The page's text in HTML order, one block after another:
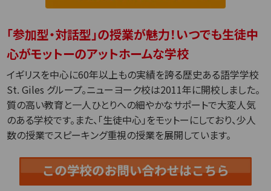
「参加型・対話型」の授業が魅力！いつでも生徒中
心がモットーのアットホームな学校
イギリスを中心に60年以上もの実績を誇る歴史ある語学学校
St. Giles グループ。ニューヨーク校は2011年に開校しました。
質の高い教育と一人ひとりへの細やかなサポートで大変人気
のある学校です。また、「生徒中心」をモットーにしており、少人
数の授業でスピーキング重視の授業を展開しています。